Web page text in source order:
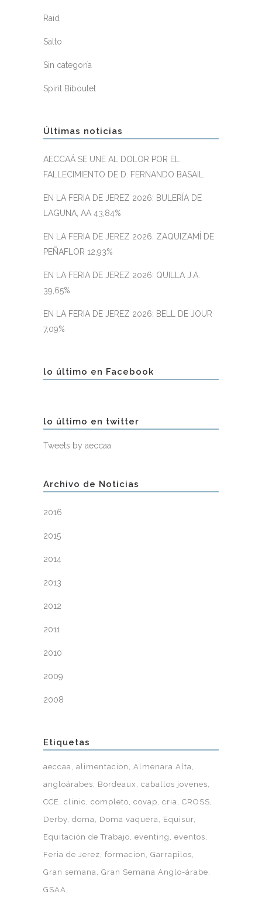
Raid
Salto
Sin categoría
Spirit Biboulet
Últimas noticias
AECCAÁ SE UNE AL DOLOR POR EL
FALLECIMIENTO DE D. FERNANDO BASAIL
EN LA FERIA DE JEREZ 2026: BULERÍA DE
LAGUNA, AA 43,84%
EN LA FERIA DE JEREZ 2026: ZAQUIZAMÍ DE
PEÑAFLOR 12,93%
EN LA FERIA DE JEREZ 2026: QUILLA J.A.
39,65%
EN LA FERIA DE JEREZ 2026: BELL DE JOUR
7,09%
lo último en Facebook
lo último en twitter
Tweets by aeccaa
Archivo de Noticias
2016
2015
2014
2013
2012
2011
2010
2009
2008
Etiquetas
aeccaa alimentacion
Almenara Alta
angloárabes
Bordeaux
caballos jovenes
CCE clinic completo covap cria CROSS
Derby doma Doma vaquera
Equisur
Equitación de Trabajo eventing
eventos
Feria de Jerez formacion
Garrapilos
Gran semana Gran Semana Anglo-árabe
GSAA